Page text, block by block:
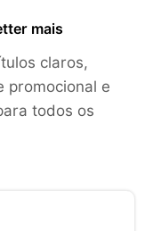
mais
claros,
promocional e
todos os